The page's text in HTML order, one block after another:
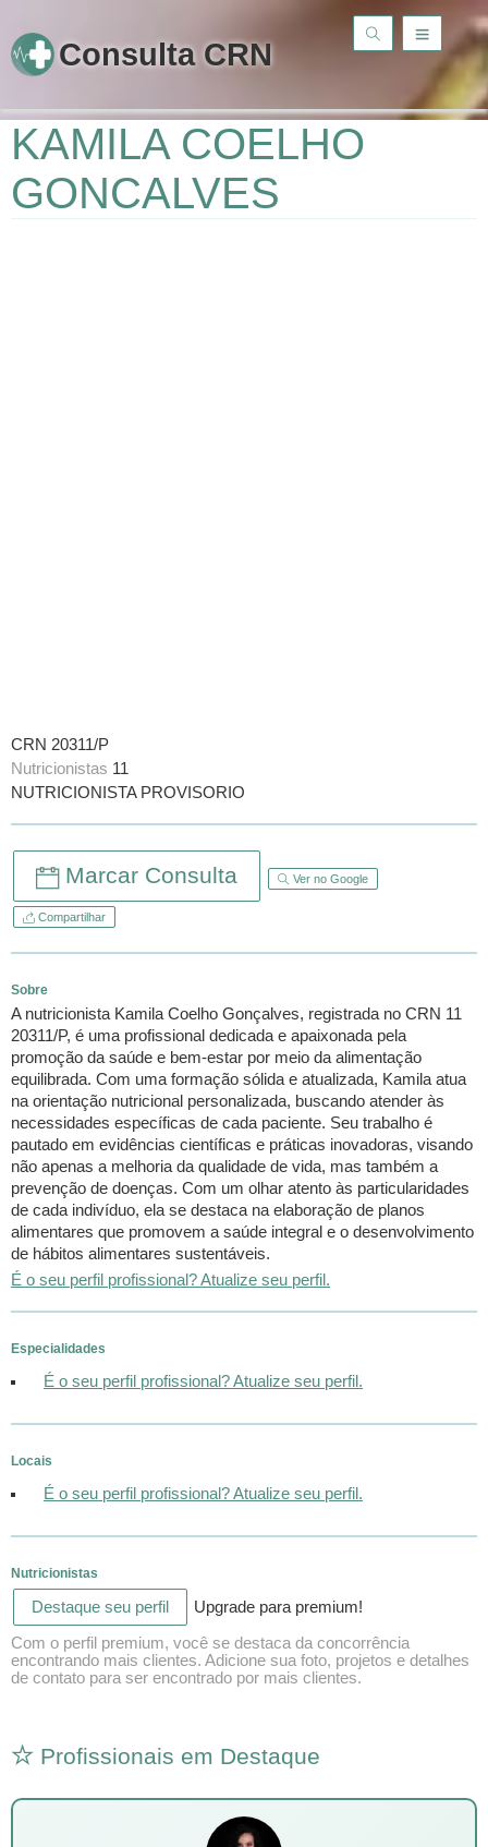
Consulta CRN
KAMILA COELHO
GONCALVES
CRN 20311/P
Nutricionistas 11
NUTRICIONISTA PROVISORIO
Marcar Consulta Ver no Google
Compartilhar
Sobre
A nutricionista Kamila Coelho Gonçalves, registrada no CRN 11
20311/P, é uma profissional dedicada e apaixonada pela
promoção da saúde e bem-estar por meio da alimentação
equilibrada. Com uma formação sólida e atualizada, Kamila atua
na orientação nutricional personalizada, buscando atender às
necessidades específicas de cada paciente. Seu trabalho é
pautado em evidências científicas e práticas inovadoras, visando
não apenas a melhoria da qualidade de vida, mas também a
prevenção de doenças. Com um olhar atento às particularidades
de cada indivíduo, ela se destaca na elaboração de planos
alimentares que promovem a saúde integral e o desenvolvimento
de hábitos alimentares sustentáveis.
É o seu perfil profissional? Atualize seu perfil.
Especialidades
É o seu perfil profissional? Atualize seu perfil.
Locais
É o seu perfil profissional? Atualize seu perfil.
Nutricionistas
Destaque seu perfil Upgrade para premium!
Com o perfil premium, você se destaca da concorrência
encontrando mais clientes. Adicione sua foto, projetos e detalhes
de contato para ser encontrado por mais clientes.
Profissionais em Destaque